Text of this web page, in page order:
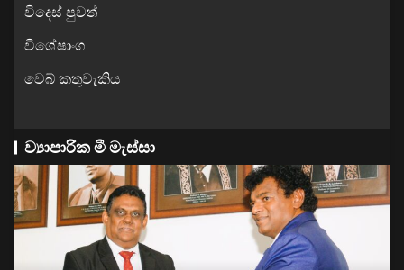
විදෙස් පුවත්
විශේෂාංග
වෙබ් කතුවැකිය
ව්‍යාපාරික මී මැස්සා